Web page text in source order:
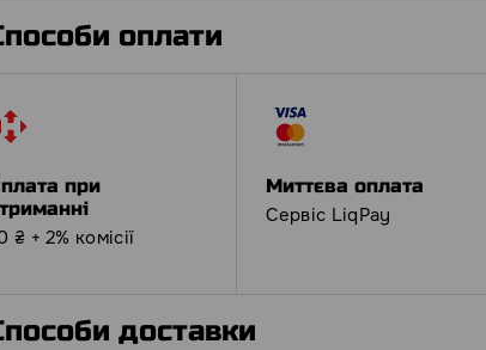
оплати
при
₴ + 2% комісії
Миттєва оплата
Сервіс LiqPay
доставки